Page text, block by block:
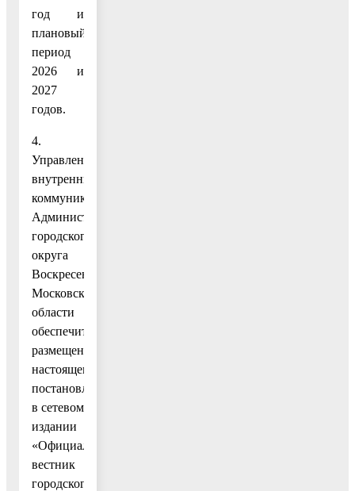
год и
плановый
период
2026 и
2027
годов.
4.
Управлению
внутренних
коммуникаций
Администрации
городского
округа
Воскресенск
Московской
области
обеспечить
размещение
настоящего
постановления
в сетевом
издании
«Официальный
вестник
городского